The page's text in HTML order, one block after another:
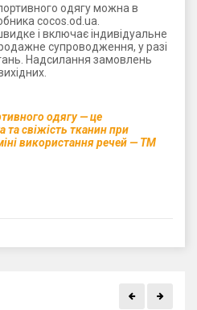
одягу можна в
cocos.od.ua.
і включає індивідуальне
супроводження, у разі
Надсилання замовлень
одягу — це
та свіжість тканин при
використання речей — ТМ